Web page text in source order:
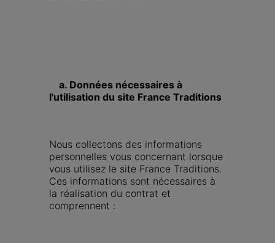
a. Données nécessaires à
l'utilisation du site France Traditions
Nous collectons des informations
personnelles vous concernant lorsque
vous utilisez le site France Traditions.
Ces informations sont nécessaires à
la réalisation du contrat et
comprennent :